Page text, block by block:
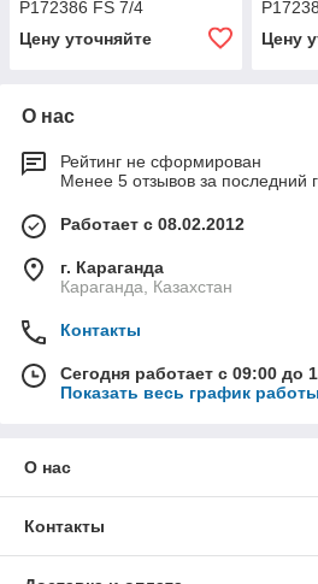
P172386 FS 7/4
Цену уточняйте
Цену
О нас
Рейтинг не сформирован
Менее 5 отзывов за последний
Работает с 08.02.2012
г. Караганда
Караганда, Казахстан
Контакты
Сегодня работает с 09:00 до
Показать весь график работы
О нас
Контакты